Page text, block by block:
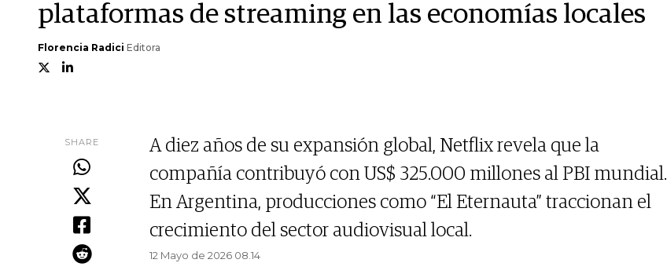
plataformas de streaming en las economías locales
Florencia Radici Editora
SHARE
A diez años de su expansión global, Netflix revela que la
compañía contribuyó con US$ 325.000 millones al PBI mundial.
En Argentina, producciones como “El Eternauta” traccionan el
crecimiento del sector audiovisual local.
12 Mayo de 2026 08.14